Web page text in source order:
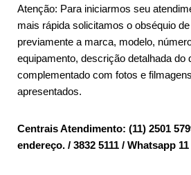
Atenção: Para iniciarmos seu
mais rápida solicitamos o obséquio
previamente a marca, modelo,
equipamento, descrição detalhada do
complementado com fotos e
apresentados.
Centrais Atendimento: (11) 2501
endereço. / 3832 5111 / Whatsapp 11